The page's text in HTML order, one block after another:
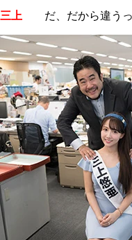
三上 だ、だから違うっ